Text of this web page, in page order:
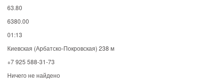
63.80
6380.00
01:13
Киевская (Арбатско-Покровская) 238 м
+7 925 588-31-73
Ничего не найдено